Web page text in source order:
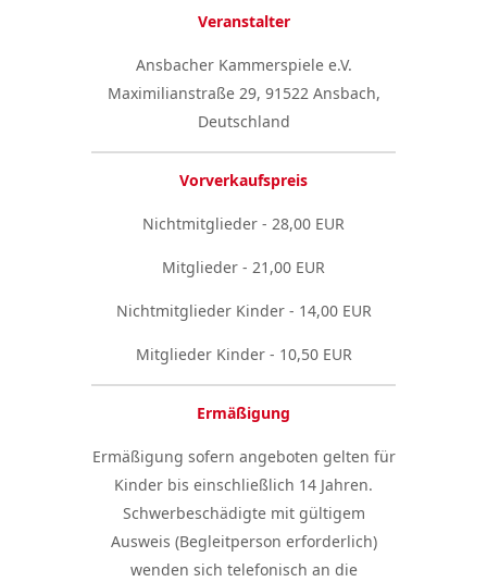
Veranstalter
Ansbacher Kammerspiele e.V.
Maximilianstraße 29, 91522 Ansbach,
Deutschland
Vorverkaufspreis
Nichtmitglieder - 28,00 EUR
Mitglieder - 21,00 EUR
Nichtmitglieder Kinder - 14,00 EUR
Mitglieder Kinder - 10,50 EUR
Ermäßigung
Ermäßigung sofern angeboten gelten für
Kinder bis einschließlich 14 Jahren.
Schwerbeschädigte mit gültigem
Ausweis (Begleitperson erforderlich)
wenden sich telefonisch an die